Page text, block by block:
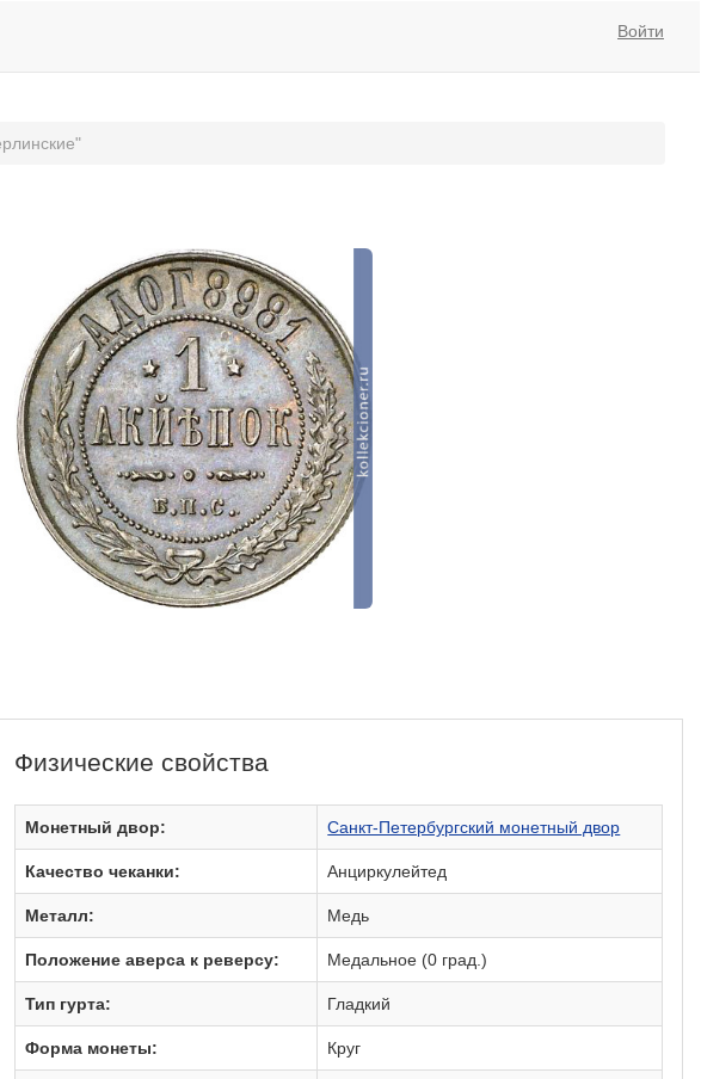
Войти
Физические свойства
Монетный двор: Санкт-Петербургский монетный двор
Качество чеканки: Анциркулейтед
Металл: Медь
Положение аверса к реверсу: Медальное (0 град.)
Тип гурта: Гладкий
Форма монеты: Круг